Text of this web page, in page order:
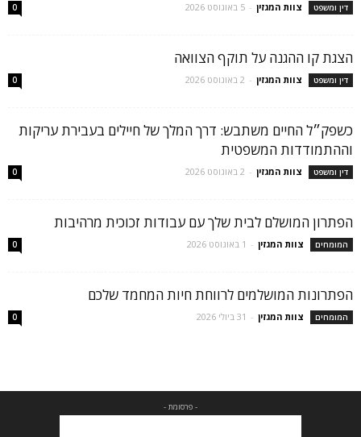
דין ומשפט צוות המגזין - 5 באוגוסט 2026 0
הצגת קו ההגנה על תוקף הצוואה
דין ומשפט צוות המגזין - 2 באוגוסט 2026 0
כשפק״ל החיים משתבש: דרך המלך של חיילים בעבירת עריקות
וההתמודדות המשפטית
דין ומשפט צוות המגזין - 2 באוגוסט 2026 0
הפתרון המושלם לבית שלך עם עבודות זכוכית מרהיבות
המומחים צוות המגזין - 1 באוגוסט 2026 0
הפתרונות המושלמים לרווחת חיות המחמד שלכם
המומחים צוות המגזין - 31 ביולי 2026 0
- פרסומת -